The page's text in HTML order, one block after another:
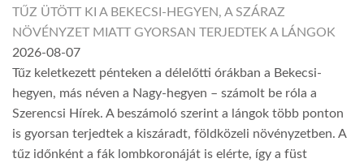
TŰZ ÜTÖTT KI A BEKECSI-HEGYEN, A SZÁRAZ
NÖVÉNYZET MIATT GYORSAN TERJEDTEK A LÁNGOK
2026-08-07
Tűz keletkezett pénteken a délelőtti órákban a Bekecsi-
hegyen, más néven a Nagy-hegyen – számolt be róla a
Szerencsi Hírek. A beszámoló szerint a lángok több ponton
is gyorsan terjedtek a kiszáradt, földközeli növényzetben. A
tűz időnként a fák lombkoronáját is elérte, így a füst